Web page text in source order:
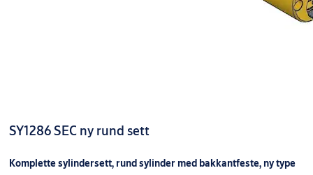
SY1286 SEC ny rund sett
Komplette sylindersett, rund sylinder med bakkantfeste, ny type